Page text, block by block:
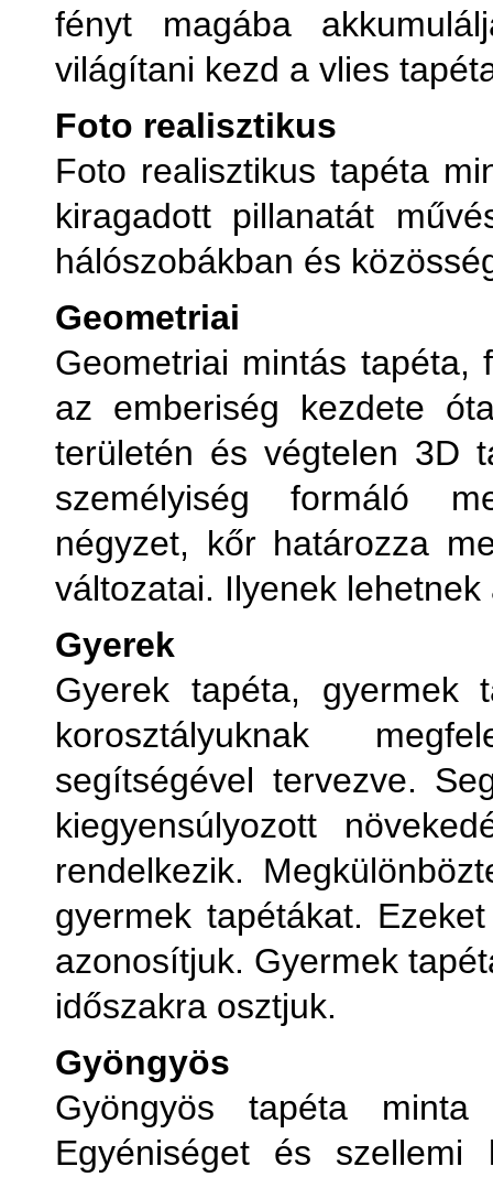
fényt magába
világítani kezd a vlies
Foto realisztikus
Foto realisztikus tapéta
kiragadott pillanatát
hálószobákban és
Geometriai
Geometriai mintás tapéta,
az emberiség kezdete
területén és végtelen 3D
személyiség formáló
négyzet, kőr határozza
változatai. Ilyenek
Gyerek
Gyerek tapéta, gyermek
korosztályuknak
segítségével tervezve.
kiegyensúlyozott
rendelkezik.
gyermek tapétákat.
azonosítjuk. Gyermek
időszakra osztjuk.
Gyöngyös
Gyöngyös tapéta
Egyéniséget és szellemi